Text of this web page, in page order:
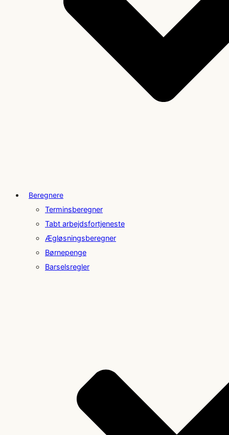
Beregnere
Terminsberegner
Tabt arbejdsfortjeneste
Ægløsningsberegner
Børnepenge
Barselsregler